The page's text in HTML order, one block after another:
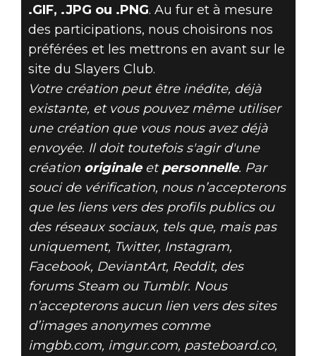
.GIF, .JPG ou .PNG. Au fur et à mesure
des participations, nous choisirons nos
préférées et les mettrons en avant sur le
site du Slayers Club.
Votre création peut être inédite, déjà
existante, et vous pouvez même utiliser
une création que vous nous avez déjà
envoyée. Il doit toutefois s'agir d'une
création originaleetpersonnelle. Par
souci de vérification, nous n’accepterons
que les liens vers des profils publics ou
des réseaux sociaux, tels que, mais pas
uniquement, Twitter, Instagram,
Facebook, DeviantArt, Reddit, des
forums Steam ou Tumblr. Nous
n’accepterons aucun lien vers des sites
d’images anonymes comme
imgbb.com, imgur.com, pasteboard.co,